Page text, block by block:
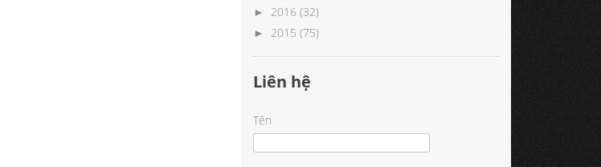
► 2016 (32)
► 2015 (75)
Liên hệ
Tên